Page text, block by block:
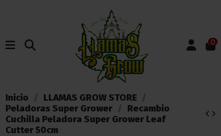
0
Inicio
LLAMAS GROW STORE
Peladoras Super Grower
Recambio
Cuchilla Peladora Super Grower Leaf
Cutter 50cm